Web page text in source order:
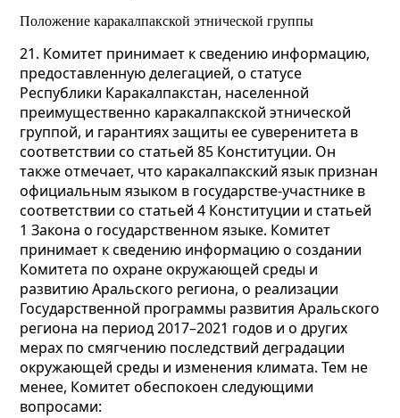
Положение каракалпакской этнической группы
21. Комитет принимает к сведению информацию,
предоставленную делегацией, о статусе
Республики Каракалпакстан, населенной
преимущественно каракалпакской этнической
группой, и гарантиях защиты ее суверенитета в
соответствии со статьей 85 Конституции. Он
также отмечает, что каракалпакский язык признан
официальным языком в государстве-участнике в
соответствии со статьей 4 Конституции и статьей
1 Закона о государственном языке. Комитет
принимает к сведению информацию о создании
Комитета по охране окружающей среды и
развитию Аральского региона, о реализации
Государственной программы развития Аральского
региона на период 2017–2021 годов и о других
мерах по смягчению последствий деградации
окружающей среды и изменения климата. Тем не
менее, Комитет обеспокоен следующими
вопросами: